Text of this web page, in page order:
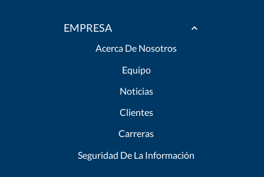
EMPRESA
Acerca De Nosotros
Equipo
Noticias
Clientes
Carreras
Seguridad De La Información